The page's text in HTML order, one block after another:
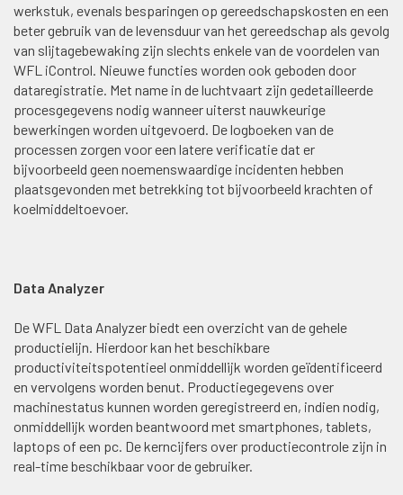
werkstuk, evenals besparingen op gereedschapskosten en een
beter gebruik van de levensduur van het gereedschap als gevolg
van slijtagebewaking zijn slechts enkele van de voordelen van
WFL iControl. Nieuwe functies worden ook geboden door
dataregistratie. Met name in de luchtvaart zijn gedetailleerde
procesgegevens nodig wanneer uiterst nauwkeurige
bewerkingen worden uitgevoerd. De logboeken van de
processen zorgen voor een latere verificatie dat er
bijvoorbeeld geen noemenswaardige incidenten hebben
plaatsgevonden met betrekking tot bijvoorbeeld krachten of
koelmiddeltoevoer.
Data Analyzer
De WFL Data Analyzer biedt een overzicht van de gehele
productielijn. Hierdoor kan het beschikbare
productiviteitspotentieel onmiddellijk worden geïdentificeerd
en vervolgens worden benut. Productiegegevens over
machinestatus kunnen worden geregistreerd en, indien nodig,
onmiddellijk worden beantwoord met smartphones, tablets,
laptops of een pc. De kerncijfers over productiecontrole zijn in
real-time beschikbaar voor de gebruiker.